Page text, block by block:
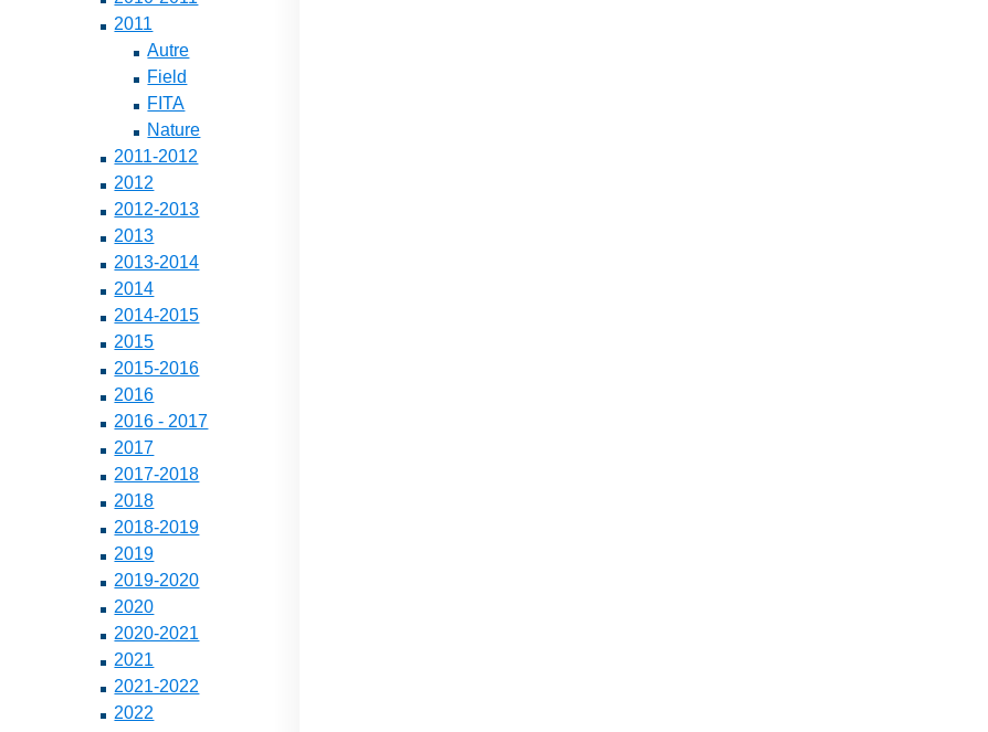
2011
Autre
Field
FITA
Nature
2011-2012
2012
2012-2013
2013
2013-2014
2014
2014-2015
2015
2015-2016
2016
2016 - 2017
2017
2017-2018
2018
2018-2019
2019
2019-2020
2020
2020-2021
2021
2021-2022
2022